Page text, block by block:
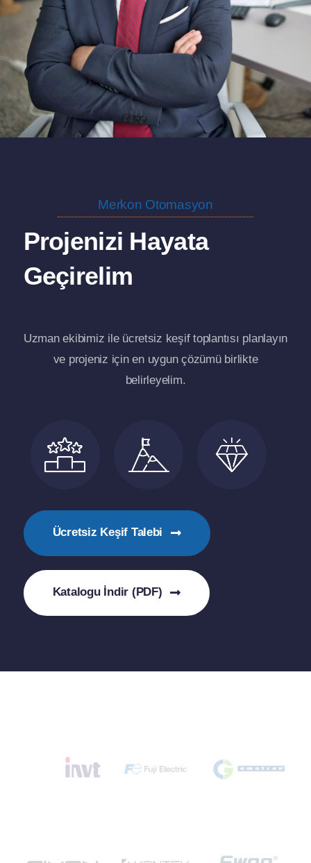
Merkon Otomasyon
Projenizi Hayata
Geçirelim
Uzman ekibimiz ile ücretsiz keşif toplantısı planlayın
ve projeniz için en uygun çözümü birlikte
belirleyelim.
Ücretsiz Keşif Talebi
Katalogu İndir (PDF)